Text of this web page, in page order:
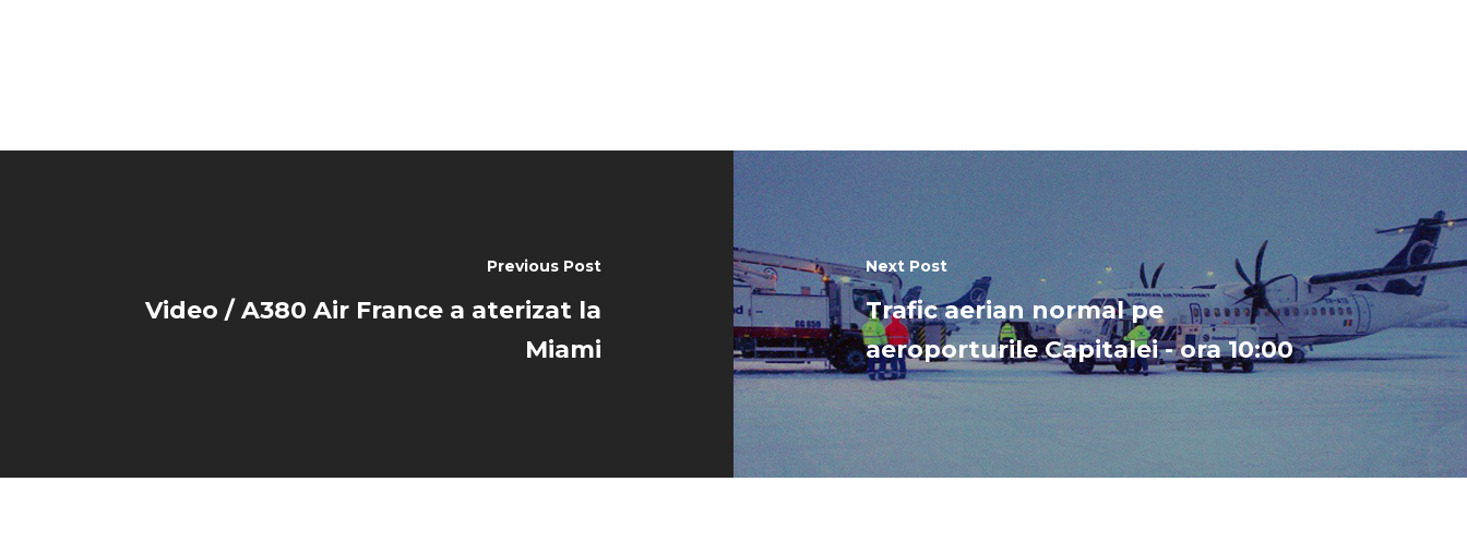
Previous Post
Video / A380 Air France a aterizat la
Miami
Next Post
Trafic aerian normal pe
aeroporturile Capitalei - ora 10:00